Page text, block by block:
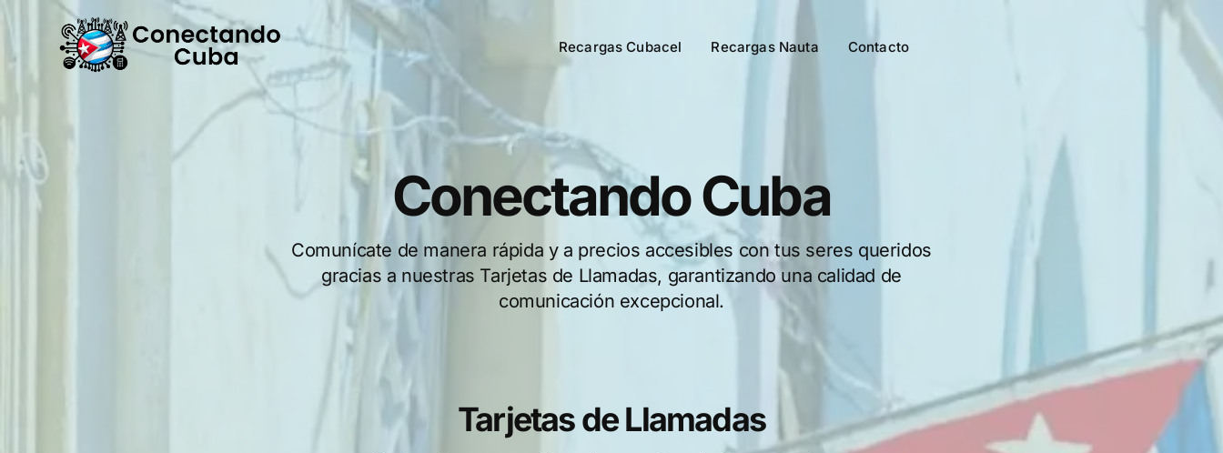
Recargas Cubacel Recargas Nauta Contacto
Conectando Cuba
Comunícate de manera rápida y a precios accesibles con tus seres queridos
gracias a nuestras Tarjetas de Llamadas, garantizando una calidad de
comunicación excepcional.
Tarjetas de Llamadas